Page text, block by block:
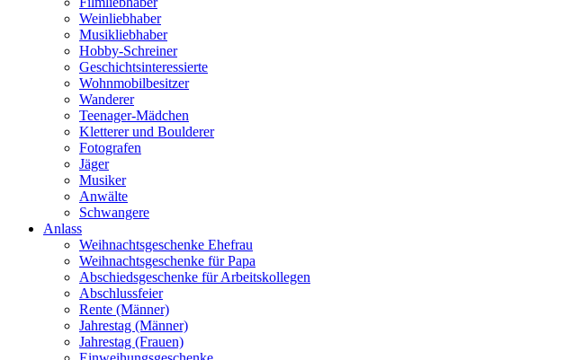
Weinliebhaber
Musikliebhaber
Hobby-Schreiner
Geschichtsinteressierte
Wohnmobilbesitzer
Wanderer
Teenager-Mädchen
Kletterer und Boulderer
Fotografen
Jäger
Musiker
Anwälte
Schwangere
Anlass
Weihnachtsgeschenke Ehefrau
Weihnachtsgeschenke für Papa
Abschiedsgeschenke für Arbeitskollegen
Abschlussfeier
Rente (Männer)
Jahrestag (Männer)
Jahrestag (Frauen)